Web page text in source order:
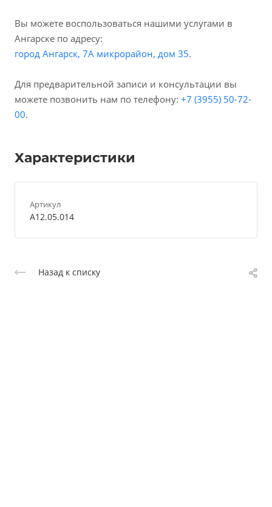
Вы можете воспользоваться нашими услугами в
Ангарске по адресу:
город Ангарск, 7А микрорайон, дом 35.
Для предварительной записи и консультации вы
можете позвонить нам по телефону: +7 (3955) 50-72-
00.
Характеристики
Артикул
A12.05.014
Назад к списку